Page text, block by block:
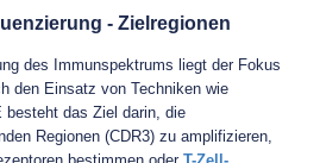
- Zielregionen
des Immunspektrums liegt der Fokus
den Einsatz von Techniken wie
besteht das Ziel darin, die
Regionen (CDR3) zu amplifizieren,